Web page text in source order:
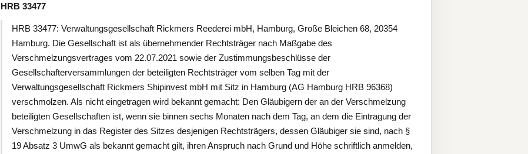
HRB 33477
HRB 33477: Verwaltungsgesellschaft Rickmers Reederei mbH, Hamburg, Große Bleichen 68, 20354
Hamburg. Die Gesellschaft ist als übernehmender Rechtsträger nach Maßgabe des
Verschmelzungsvertrages vom 22.07.2021 sowie der Zustimmungsbeschlüsse der
Gesellschafterversammlungen der beteiligten Rechtsträger vom selben Tag mit der
Verwaltungsgesellschaft Rickmers Shipinvest mbH mit Sitz in Hamburg (AG Hamburg HRB 96368)
verschmolzen. Als nicht eingetragen wird bekannt gemacht: Den Gläubigern der an der Verschmelzung
beteiligten Gesellschaften ist, wenn sie binnen sechs Monaten nach dem Tag, an dem die Eintragung der
Verschmelzung in das Register des Sitzes desjenigen Rechtsträgers, dessen Gläubiger sie sind, nach §
19 Absatz 3 UmwG als bekannt gemacht gilt, ihren Anspruch nach Grund und Höhe schriftlich anmelden,